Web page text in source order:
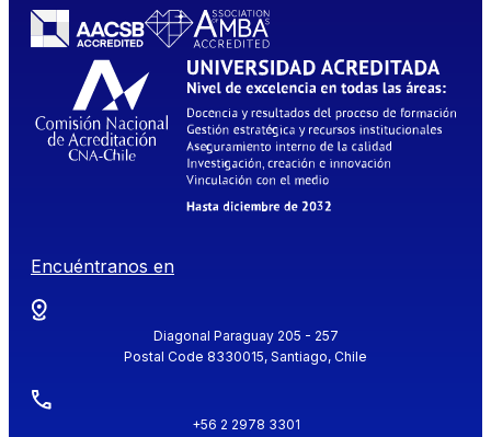
Encuéntranos en
Diagonal Paraguay 205 - 257
Postal Code 8330015, Santiago, Chile
+56 2 2978 3301